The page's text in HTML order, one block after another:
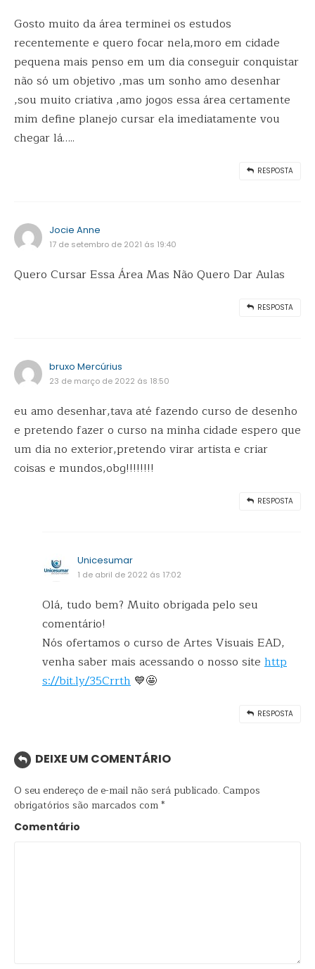
Gosto muito da área terminei os estudos
recentemente e quero focar nela,moro em cidade
pequena mais penso em um dia conseguir conquistar
não só um objetivo ,mas um sonho amo desenhar
,sou muito criativa ,amo jogos essa área certamente
mim define planejo cursar ela imediatamente vou
chegar lá…..
RESPOSTA
Jocie Anne
17 de setembro de 2021 ás 19:40
Quero Cursar Essa Área Mas Não Quero Dar Aulas
RESPOSTA
bruxo Mercúrius
23 de março de 2022 ás 18:50
eu amo desenhar,tava até fazendo curso de desenho
e pretendo fazer o curso na minha cidade espero que
um dia no exterior,pretendo virar artista e criar
coisas e mundos,obg!!!!!!!!
RESPOSTA
Unicesumar
1 de abril de 2022 ás 17:02
Olá, tudo bem? Muito obrigada pelo seu
comentário!
Nós ofertamos o curso de Artes Visuais EAD,
venha saber mais acessando o nosso site http
s://bit.ly/35Crrth 💙🤩
RESPOSTA
DEIXE UM COMENTÁRIO
O seu endereço de e-mail não será publicado. Campos
obrigatórios são marcados com*
Comentário